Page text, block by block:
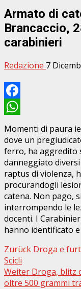
Armato di
Brancaccio,
carabinieri
Redazione 7
Facebook
WhatsApp
Momenti di paura
dove un
ferro, ha aggredito
danneggiato diversi
raptus di violenza,
procurandogli
catena. Non pago,
interrompendo le
docenti. I
hanno identificato
Zurück Droga e
Scicli
Weiter Droga, blitz
oltre 500 grammi